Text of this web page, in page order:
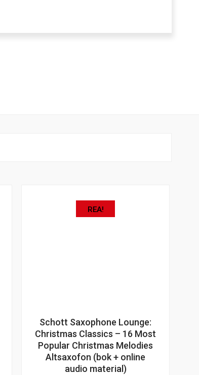
REA!
Schott Saxophone Lounge:
Christmas Classics – 16 Most
Popular Christmas Melodies
Altsaxofon (bok + online
audio material)